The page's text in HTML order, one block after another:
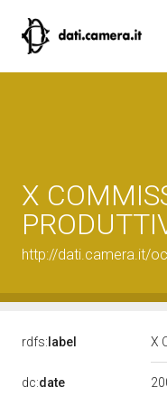
X
http://dati.camera.it/
rdfs: label X
dc:date